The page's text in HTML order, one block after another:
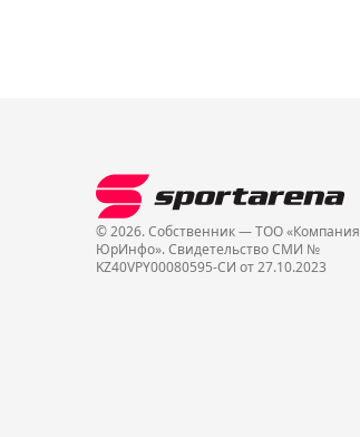
© 2026. Собственник — ТОО «Компания
ЮрИнфо». Cвидетельство СМИ №
KZ40VPY00080595-СИ от 27.10.2023